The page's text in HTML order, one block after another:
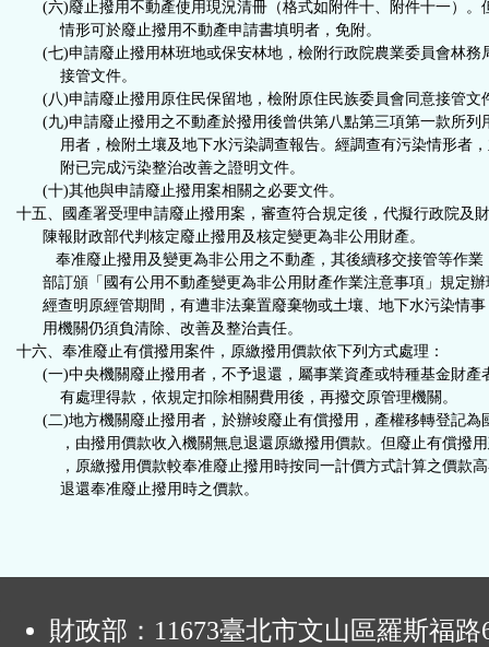
(六)廢止撥用不動產使用現況清冊（格式如附件十、附件十一）。
情形可於廢止撥用不動產申請書填明者，免附。
(七)申請廢止撥用林班地或保安林地，檢附行政院農業委員會林務
接管文件。
(八)申請廢止撥用原住民保留地，檢附原住民族委員會同意接管文
(九)申請廢止撥用之不動產於撥用後曾供第八點第三項第一款所列
用者，檢附土壤及地下水污染調查報告。經調查有污染情形者，
附已完成污染整治改善之證明文件。
(十)其他與申請廢止撥用案相關之必要文件。
十五、國產署受理申請廢止撥用案，審查符合規定後，代擬行政院及
陳報財政部代判核定廢止撥用及核定變更為非公用財產。
奉准廢止撥用及變更為非公用之不動產，其後續移交接管等作業
部訂頒「國有公用不動產變更為非公用財產作業注意事項」規定辦
經查明原經管期間，有遭非法棄置廢棄物或土壤、地下水污染情事
用機關仍須負清除、改善及整治責任。
十六、奉准廢止有償撥用案件，原繳撥用價款依下列方式處理：
(一)中央機關廢止撥用者，不予退還，屬事業資產或特種基金財產
有處理得款，依規定扣除相關費用後，再撥交原管理機關。
(二)地方機關廢止撥用者，於辦竣廢止有償撥用，產權移轉登記為
，由撥用價款收入機關無息退還原繳撥用價款。但廢止有償撥用
，原繳撥用價款較奉准廢止撥用時按同一計價方式計算之價款高
退還奉准廢止撥用時之價款。
財政部：11673臺北市文山區羅斯福路